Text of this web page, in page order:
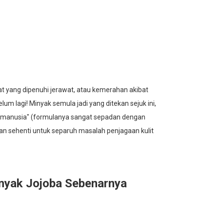
yang dipenuhi jerawat, atau kemerahan akibat
lagi! Minyak semula jadi yang ditekan sejuk ini,
(formulanya sangat sepadan dengan
sehenti untuk separuh masalah penjagaan kulit
Jojoba Sebenarnya